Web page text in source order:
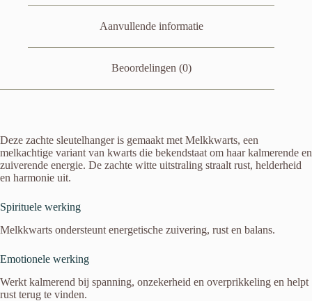
Aanvullende informatie
Beoordelingen (0)
Deze zachte sleutelhanger is gemaakt met Melkkwarts, een
melkachtige variant van kwarts die bekendstaat om haar kalmerende en
zuiverende energie. De zachte witte uitstraling straalt rust, helderheid
en harmonie uit.
Spirituele werking
Melkkwarts ondersteunt energetische zuivering, rust en balans.
Emotionele werking
Werkt kalmerend bij spanning, onzekerheid en overprikkeling en helpt
rust terug te vinden.